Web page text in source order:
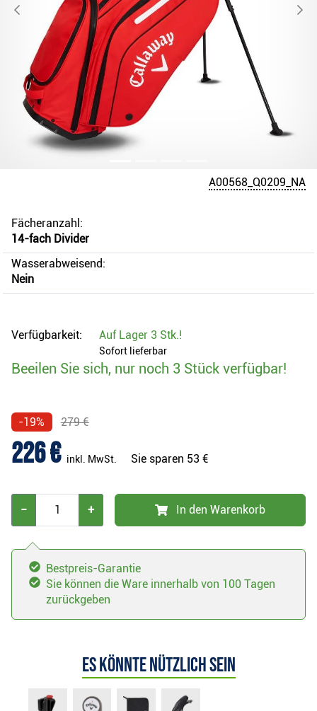
A00568_Q0209_NA
Fächeranzahl:
14-fach Divider
Wasserabweisend:
Nein
Verfügbarkeit: Auf Lager 3 Stk.!
Sofort lieferbar
Beeilen Sie sich, nur noch 3 Stück verfügbar!
-19% 279 €
226 € inkl. MwSt. Sie sparen 53 €
− + In den Warenkorb
Bestpreis-Garantie
Sie können die Ware innerhalb von 100 Tagen
zurückgeben
Es könnte nützlich sein